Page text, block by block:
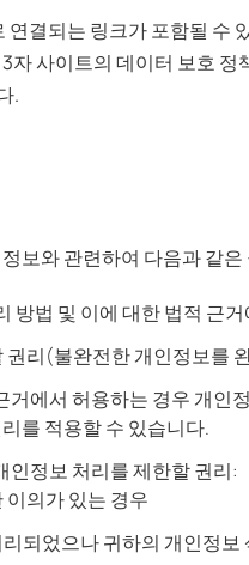
결되는 링크가 포함될 수
자 사이트의 데이터 보호
.
보와 관련하여 다음과 같
방법 및 이에 대한 법적 근
리(불완전한 개인정보를
거에서 허용하는 경우 개인
를 적용할 수 있습니다.
인정보 처리를 제한할 권리:
의가 있는 경우
되었으나 귀하의 개인정보